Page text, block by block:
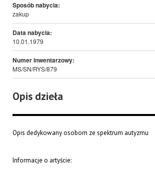
Sposób nabycia:
zakup
Data nabycia:
10.01.1979
Numer inwentarzowy:
MS/SN/RYS/879
Opis dzieła
Opis dedykowany osobom ze spektrum autyzmu
Informacje o artyście: